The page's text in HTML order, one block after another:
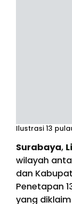
Ilustrasi 13
Surabaya,
wilayah
dan
Penetapan
yang